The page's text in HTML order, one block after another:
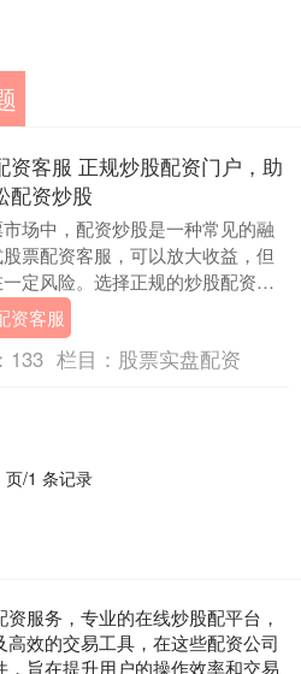
资客服 正规炒股配资门户，助
配资炒股
场中，配资炒股是一种常见的融
票配资客服，可以放大收益，但
定风险。选择正规的炒股配资门
资客服至关重要，它能保障资金
易合法合....
资客服
133 栏目： 股票实盘配资
页/1 条记录
服务，专业的在线炒股配平台，
效的交易工具，在这些配资公司
旨在提升用户的操作效率和交易